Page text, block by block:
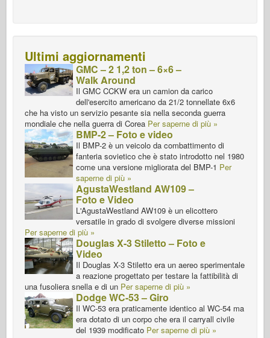
Ultimi aggiornamenti
GMC – 2 1,2 ton – 6×6 –
Walk Around
Il GMC CCKW era un camion da carico
dell'esercito americano da 21/2 tonnellate 6x6
che ha visto un servizio pesante sia nella seconda guerra
mondiale che nella guerra di Corea Per saperne di più »
BMP-2 – Foto e video
Il BMP-2 è un veicolo da combattimento di
fanteria sovietico che è stato introdotto nel 1980
come una versione migliorata del BMP-1 Per
saperne di più »
AgustaWestland AW109 –
Foto e Video
L'AgustaWestland AW109 è un elicottero
versatile in grado di svolgere diverse missioni
Per saperne di più »
Douglas X-3 Stiletto – Foto e
Video
Il Douglas X-3 Stiletto era un aereo sperimentale
a reazione progettato per testare la fattibilità di
una fusoliera snella e di un Per saperne di più »
Dodge WC-53 – Giro
Il WC-53 era praticamente identico al WC-54 ma
era dotato di un corpo che era il carryall civile
del 1939 modificato Per saperne di più »